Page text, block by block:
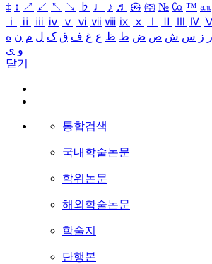
‡ ↕ ↗ ↙ ↖ ↘ ♭ ♩ ♪ ♬ ㉿ ㈜ № ㏇ ™ ㏂
ⅰ
ⅱ ⅲ ⅳ ⅴ ⅵ ⅶ ⅷ ⅸ ⅹ Ⅳ Ⅴ
ر ز س ش ص ض ط ظ ع غ ف ق ک ل م ن ه
و ی
닫기
통합검색
국내학술논문
학위논문
해외학술논문
학술지
단행본